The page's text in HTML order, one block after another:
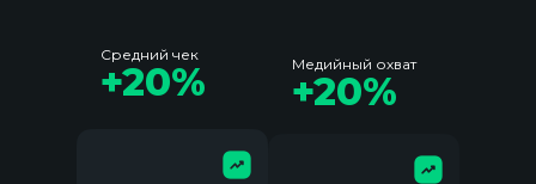
Средний чек
+20% Медийный охват
+20%